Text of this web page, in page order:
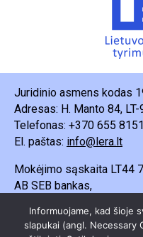
Juridinio asmens kodas
Adresas: H. Manto 84,
Telefonas: +370 655
El. paštas: info@lera.lt
Mokėjimo sąskaita LT44
AB SEB bankas,
Informuojame, kad šioje
slapukai (angl. Necessary